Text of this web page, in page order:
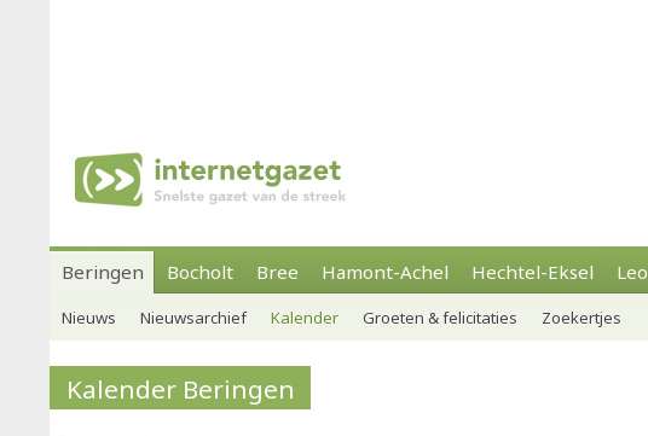
Beringen Bocholt Bree Hamont-Achel Hechtel-Eksel
Nieuws Nieuwsarchief Kalender Groeten & felicitaties Zoekertjes
Kalender Beringen